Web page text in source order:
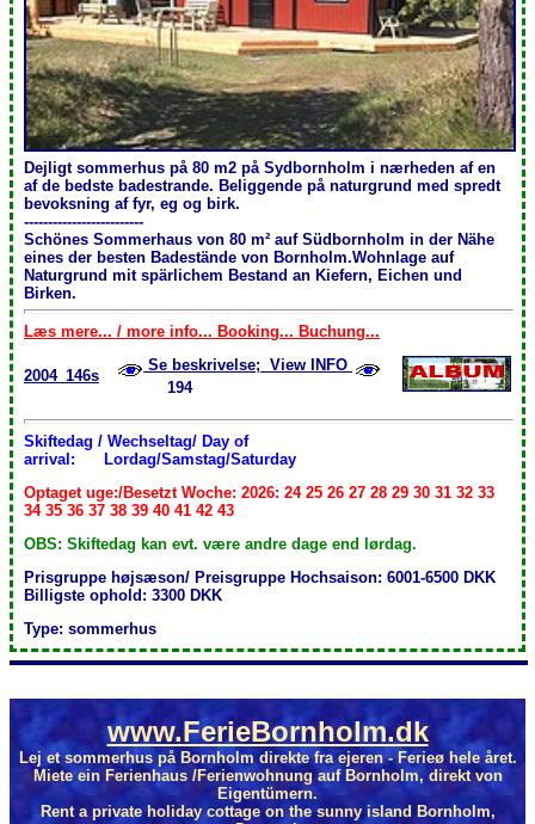
Dejligt sommerhus på 80 m2 på Sydbornholm i nærheden af en
af de bedste badestrande. Beliggende på naturgrund med spredt
bevoksning af fyr, eg og birk.
-------------------------
Schönes Sommerhaus von 80 m² auf Südbornholm in der Nähe
eines der besten Badestände von Bornholm.Wohnlage auf
Naturgrund mit spärlichem Bestand an Kiefern, Eichen und
Birken.
Læs mere... / more info... Booking... Buchung...
2004_146s
Se beskrivelse; View INFO
194
Skiftedag / Wechseltag/ Day of
arrival:
Lordag/Samstag/Saturday
Optaget uge:/Besetzt Woche: 2026: 24 25 26 27 28 29 30 31 32 33
34 35 36 37 38 39 40 41 42 43
OBS: Skiftedag kan evt. være andre dage end lørdag.
Prisgruppe højsæson/ Preisgruppe Hochsaison: 6001-6500 DKK
Billigste ophold: 3300 DKK
Type: sommerhus
www.FerieBornholm.dk
Lej et sommerhus på Bornholm direkte fra ejeren - Ferieø hele året.
Miete ein Ferienhaus /Ferienwohnung auf Bornholm, direkt von
Eigentümern.
Rent a private holiday cottage on the sunny island Bornholm,